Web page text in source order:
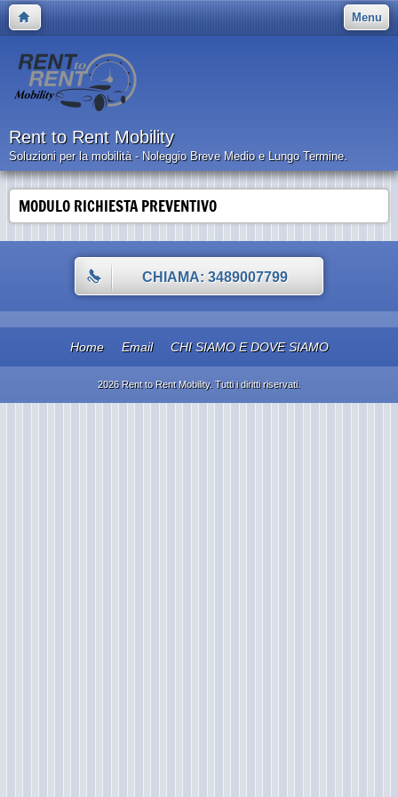
Menu
Rent to Rent Mobility
Soluzioni per la mobilità - Noleggio Breve Medio e Lungo Termine.
MODULO RICHIESTA PREVENTIVO
CHIAMA: 3489007799
Home Email CHI SIAMO E DOVE SIAMO
2026 Rent to Rent Mobility. Tutti i diritti riservati.